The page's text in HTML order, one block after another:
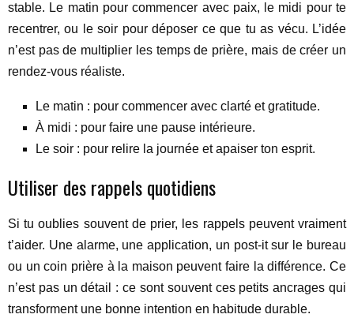
stable. Le matin pour commencer avec paix, le midi pour te
recentrer, ou le soir pour déposer ce que tu as vécu. L’idée
n’est pas de multiplier les temps de prière, mais de créer un
rendez-vous réaliste.
Le matin : pour commencer avec clarté et gratitude.
À midi : pour faire une pause intérieure.
Le soir : pour relire la journée et apaiser ton esprit.
Utiliser des rappels quotidiens
Si tu oublies souvent de prier, les rappels peuvent vraiment
t’aider. Une alarme, une application, un post-it sur le bureau
ou un coin prière à la maison peuvent faire la différence. Ce
n’est pas un détail : ce sont souvent ces petits ancrages qui
transforment une bonne intention en habitude durable.